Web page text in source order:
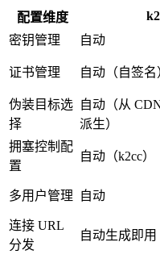
配置维度 k2
密钥管理
自动
证书管理 自动（自签名
伪装目标选
择
自动（从
派生）
拥塞控制配
置
自动（k2cc）
多用户管理 自动
连接 URL
分发
自动生成即用